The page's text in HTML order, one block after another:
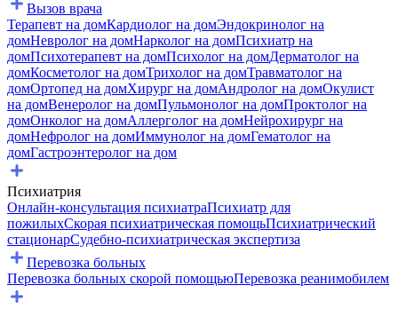
Вызов врача
Терапевт на домКардиолог на домЭндокринолог на
домНевролог на домНарколог на домПсихиатр на
домПсихотерапевт на домПсихолог на домДерматолог на
домКосметолог на домТрихолог на домТравматолог на
домОртопед на домХирург на домАндролог на домОкулист
на домВенеролог на домПульмонолог на домПроктолог на
домОнколог на домАллерголог на домНейрохирург на
домНефролог на домИммунолог на домГематолог на
домГастроэнтеролог на дом
Психиатрия
Онлайн-консультация психиатраПсихиатр для
пожилыхСкорая психиатрическая помощьПсихиатрический
стационарСудебно-психиатрическая экспертиза
Перевозка больных
Перевозка больных скорой помощьюПеревозка реанимобилем